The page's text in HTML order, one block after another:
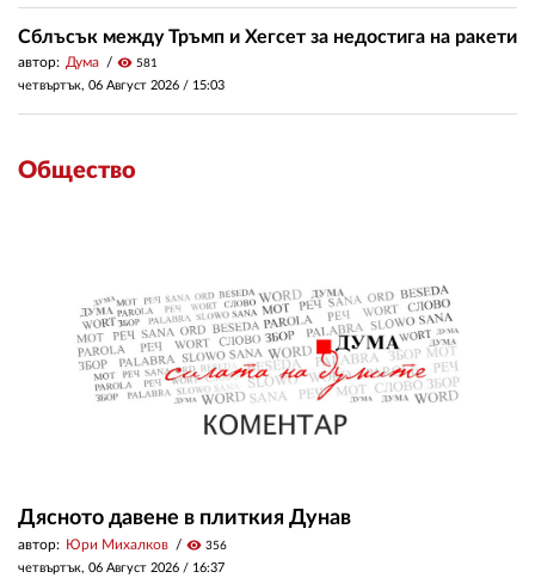
Сблъсък между Тръмп и Хегсет за недостига на ракети
автор: Дума visibility 581
четвъртък, 06 Август 2026 / 15:03
Общество
Дясното давене в плиткия Дунав
автор: Юри Михалков visibility 356
четвъртък, 06 Август 2026 / 16:37